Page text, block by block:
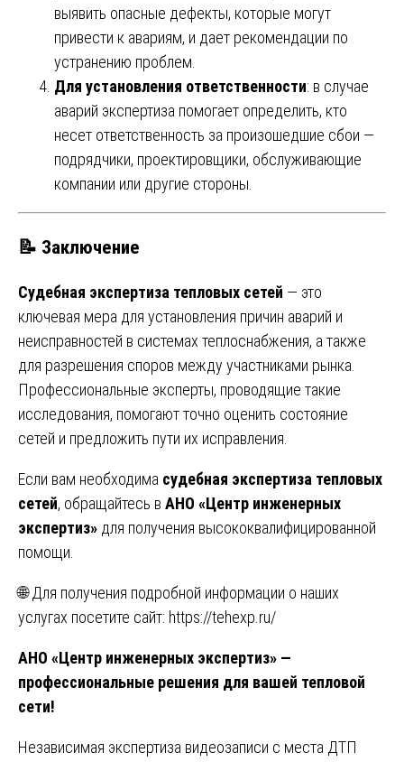
выявить опасные дефекты, которые могут
привести к авариям, и дает рекомендации по
устранению проблем.
Для установления ответственности: в случае
аварий экспертиза помогает определить, кто
несет ответственность за произошедшие сбои —
подрядчики, проектировщики, обслуживающие
компании или другие стороны.
📝 Заключение
Судебная экспертиза тепловых сетей — это
ключевая мера для установления причин аварий и
неисправностей в системах теплоснабжения, а также
для разрешения споров между участниками рынка.
Профессиональные эксперты, проводящие такие
исследования, помогают точно оценить состояние
сетей и предложить пути их исправления.
Если вам необходима судебная экспертиза тепловых
сетей, обращайтесь в АНО «Центр инженерных
экспертиз» для получения высококвалифицированной
помощи.
🌐 Для получения подробной информации о наших
услугах посетите сайт: https://tehexp.ru/
АНО «Центр инженерных экспертиз» —
профессиональные решения для вашей тепловой
сети!
Навигация
Независимая экспертиза видеозаписи с места ДТП